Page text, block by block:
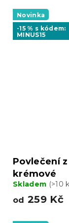
Novinka
-15 % s kódem:
MINUS15
Povlečení
krémové
Skladem (>10
od 259 Kč